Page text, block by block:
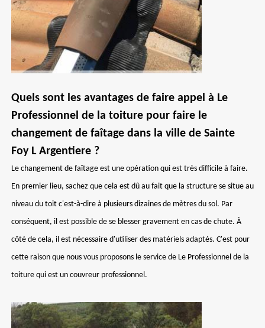
Quels sont les avantages de faire appel à Le
Professionnel de la toiture pour faire le
changement de faîtage dans la ville de Sainte
Foy L Argentiere ?
Le changement de faîtage est une opération qui est très difficile à faire.
En premier lieu, sachez que cela est dû au fait que la structure se situe au
niveau du toit c'est-à-dire à plusieurs dizaines de mètres du sol. Par
conséquent, il est possible de se blesser gravement en cas de chute. À
côté de cela, il est nécessaire d'utiliser des matériels adaptés. C'est pour
cette raison que nous vous proposons le service de Le Professionnel de la
toiture qui est un couvreur professionnel.